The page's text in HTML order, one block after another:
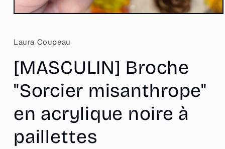
Ouvrir
1
dans
fenêtre
modale
Laura Coupeau
[MASCULIN] Broche
"Sorcier misanthrope"
en acrylique noire à
paillettes